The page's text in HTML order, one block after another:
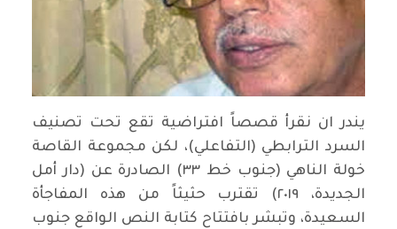
يندر ان نقرأ قصصاً افتراضية تقع تحت تصنيف
السرد الترابطي (التفاعلي)، لكن مجموعة القاصة
خولة الناهي (جنوب خط ٣٣) الصادرة عن (دار أمل
الجديدة، ٢٠١٩) تقترب حثيثاً من هذه المفاجأة
السعيدة، وتبشر بافتتاح كتابة النص الواقع جنوب